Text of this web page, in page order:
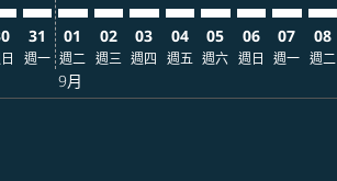
31
週一
01
週二
9月
02
週三
03
週四
04
週五
05
週六
06
週日
07
週一
08
週二